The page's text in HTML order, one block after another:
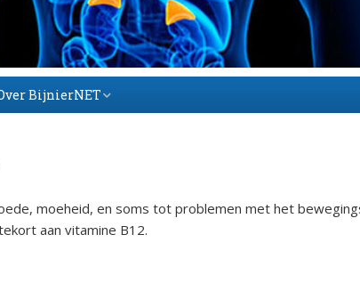
BijnierNET
Bestuursleden
moeheid, en soms tot problemen met het
aan vitamine B12.